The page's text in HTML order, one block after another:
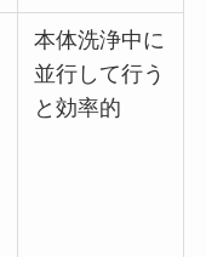
本体洗浄中に
並行して行う
と効率的